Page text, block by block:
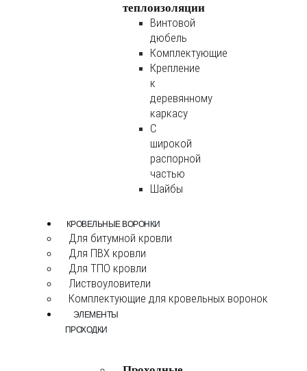
теплоизоляции
Винтовой
дюбель
Комплектующие
Крепление
к
деревянному
каркасу
С
широкой
распорной
частью
Шайбы
КРОВЕЛЬНЫЕ ВОРОНКИ
Для битумной кровли
Для ПВХ кровли
Для ТПО кровли
Листвоуловители
Комплектующие для кровельных воронок
ЭЛЕМЕНТЫ
ПРОХОДКИ